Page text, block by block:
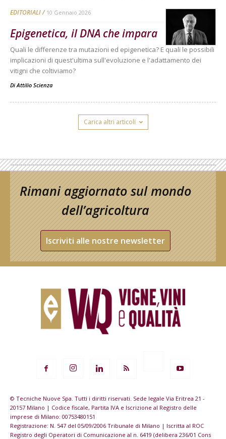
EDITORIALI 10 Gennaio 2026
Epigenetica, il DNA che impara
Quali le differenze tra mutazioni ed epigenetica? E quali le possibili
implicazioni di quest'ultima sull'evoluzione e l'adattamento dei
vitigni che coltiviamo?
Di Attilio Scienza
Carica altri articoli
Rimani aggiornato sul mondo
dell’agricoltura
Iscriviti alle nostre newsletter
© Tecniche Nuove Spa. Tutti i diritti riservati. Sede legale Via Eritrea 21 -
20157 Milano | Codice fiscale, Partita IVA e Iscrizione al Registro delle
imprese di Milano: 00753480151
Registrazione: N. 547 del 05/09/2006 Tribunale di Milano | Iscritta al ROC
Registro degli Operatori di Comunicazione al n. 6419 (delibera 236/01 Cons